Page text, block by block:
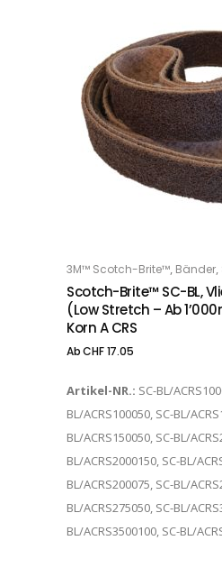
OPTIONS
3M™ Scotch-Brite™, Bänder,
Scotch-Brite™ SC-BL,
(low Stretch – Ab
Korn A CRS
AbCHF17.05
Artikel-NR.: SC-BL/
BL/ACRS100050, SC-BL/
BL/ACRS150050, SC-BL/
BL/ACRS2000150, SC-BL/
BL/ACRS200075, SC-BL/
BL/ACRS275050, SC-BL/
BL/ACRS3500100, SC-BL/